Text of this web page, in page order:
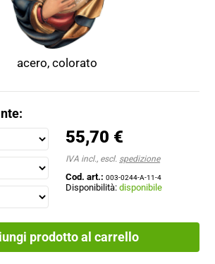
acero, colorato
55,70 €
IVA incl., escl. spedizione
Cod. art.: 003-0244-A-11-4
Disponibilità:disponibile
prodotto al carrello